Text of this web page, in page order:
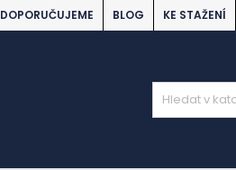
DOPORUČUJEME BLOG KE STAŽENÍ